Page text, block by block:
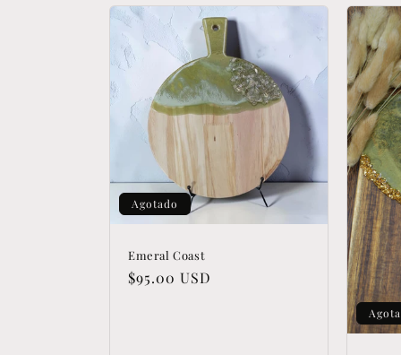
Agotado
Emeral Coast
Precio
$95.00 USD